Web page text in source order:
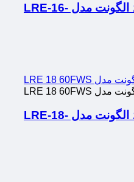
رک ایستاده ۱۶ یونیت عمق ۶۰ الگونت مدل LRE-16-
رک ایستاده ۱۸ یونیت عمق ۶۰ الگونت مدل LRE-18-